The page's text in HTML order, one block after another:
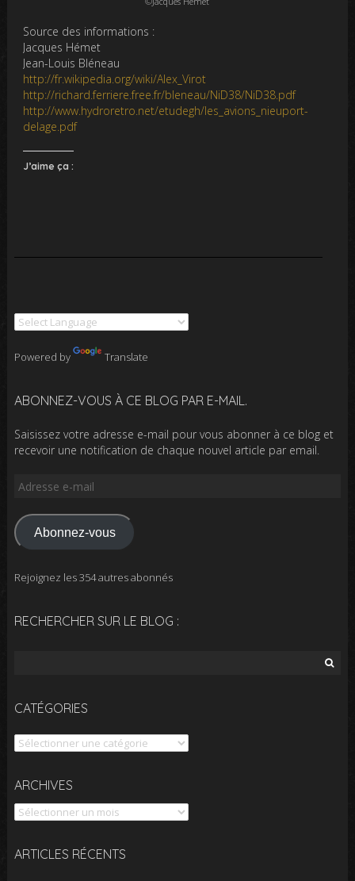
Source des informations :
Jacques Hémet
Jean-Louis Bléneau
http://fr.wikipedia.org/wiki/Alex_Virot
http://richard.ferriere.free.fr/bleneau/NiD38/NiD38.pdf
http://www.hydroretro.net/etudegh/les_avions_nieuport-
delage.pdf
J’aime ça :
Powered by Translate
ABONNEZ-VOUS À CE BLOG PAR E-MAIL.
Saisissez votre adresse e-mail pour vous abonner à ce blog et
recevoir une notification de chaque nouvel article par email.
Adresse
mail
Abonnez-vous
Rejoignez les 354 autres abonnés
RECHERCHER SUR LE BLOG :
CATÉGORIES
Catégories
ARCHIVES
Archives
ARTICLES RÉCENTS